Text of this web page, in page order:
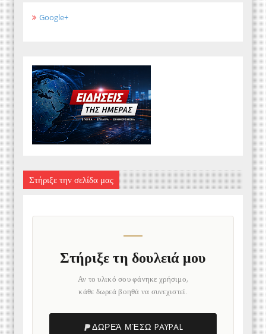
Google+
Στήριξε την σελίδα μας
Στήριξε τη δουλειά μου
Αν το υλικό σου φάνηκε χρήσιμο,
κάθε δωρεά βοηθά να συνεχιστεί.
ΔΩΡΕΆ ΜΈΣΩ PAYPAL